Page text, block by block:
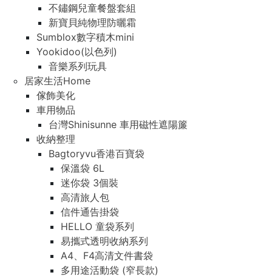
不鏽鋼兒童餐盤套組
新寶貝純物理防曬霜
Sumblox數字積木mini
Yookidoo(以色列)
音樂系列玩具
居家生活Home
傢飾美化
車用物品
台灣Shinisunne 車用磁性遮陽簾
收納整理
Bagtoryvu香港百寶袋
保溫袋 6L
迷你袋 3個裝
高清旅人包
信件通告掛袋
HELLO 童袋系列
易攜式透明收納系列
A4、F4高清文件書袋
多用途活動袋 (窄長款)